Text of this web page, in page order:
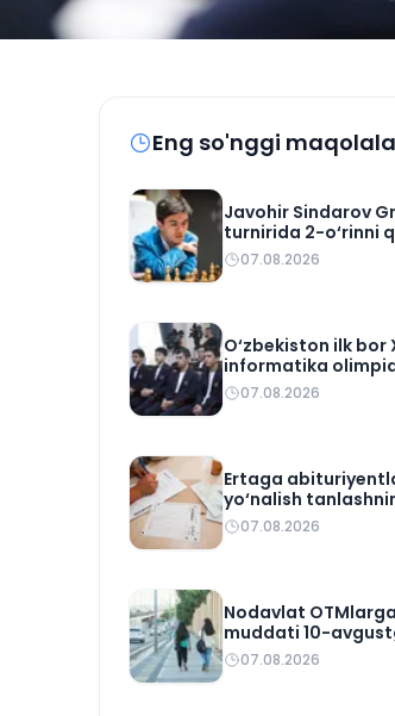
Eng so'nggi
Javohir Sindarov
turnirida 2-o‘rinni
07.08.2026
O‘zbekiston ilk bor
informatika
qiladi
07.08.2026
Ertaga
yo‘nalish
07.08.2026
Nodavlat
muddati 10-
07.08.2026